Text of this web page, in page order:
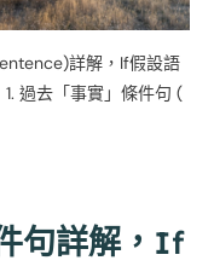
詳解，If假設語
過去「事實」條件句 (
句詳解，If